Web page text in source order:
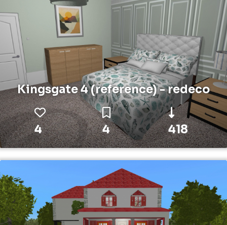
Kingsgate 4 (reference) - redeco
4 4 418